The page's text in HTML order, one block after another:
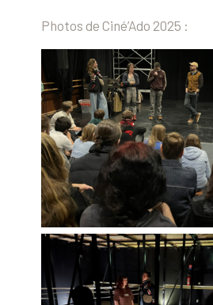
Photos de Ciné’Ado 2025 :